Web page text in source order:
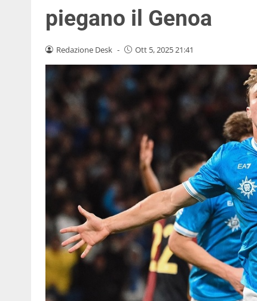
piegano il Genoa
Redazione Desk - Ott 5, 2025 21:41